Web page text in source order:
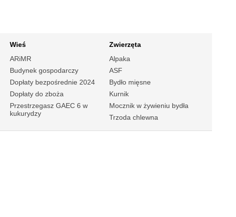
Wieś
ARiMR
Budynek gospodarczy
Dopłaty bezpośrednie 2024
Dopłaty do zboża
Przestrzegasz GAEC 6 w
kukurydzy
Zwierzęta
Alpaka
ASF
Bydło mięsne
Kurnik
Mocznik w żywieniu bydła
Trzoda chlewna